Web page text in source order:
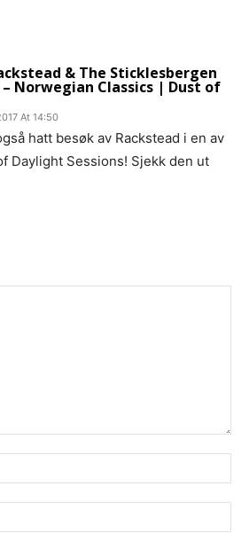
& The Sticklesbergen
– Norwegian Classics | Dust of
At 14:50
hatt besøk av Rackstead i en av
Daylight Sessions! Sjekk den ut